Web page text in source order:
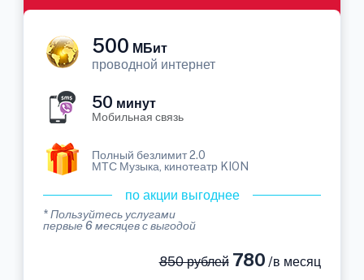
500 МБит
проводной интернет
50 минут
Мобильная связь
Полный безлимит 2.0
МТС Музыка, кинотеатр KION
по акции выгоднее
* Пользуйтесь услугами
первые 6 месяцев с выгодой
850 рублей780 /в месяц